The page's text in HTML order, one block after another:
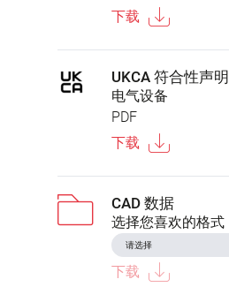
下载
UKCA 符合性声明
电气设备
PDF
下载
CAD 数据
选择您喜欢的格式
下载